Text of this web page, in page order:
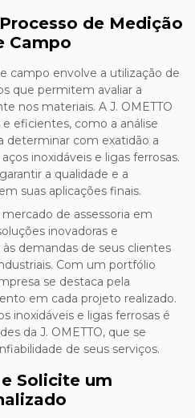
de Medição
Campo
campo envolve a utilização de
que permitem avaliar a
nos materiais. A J. OMETTO
eficientes, como a análise
determinar com exatidão a
inoxidáveis e ligas ferrosas.
a qualidade e a
suas aplicações finais.
de assessoria em
inovadoras e
demandas de seus clientes
Com um portfólio
se destaca pela
em cada projeto realizado.
inoxidáveis e ligas ferrosas é
da J. OMETTO, que se
de seus serviços.
Solicite um